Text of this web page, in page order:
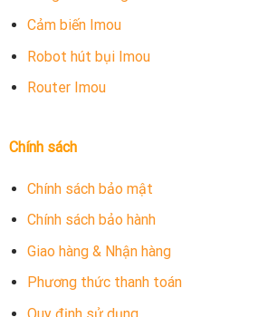
Cảm biến Imou
Robot hút bụi Imou
Router Imou
Chính sách
Chính sách bảo mật
Chính sách bảo hành
Giao hàng & Nhận hàng
Phương thức thanh toán